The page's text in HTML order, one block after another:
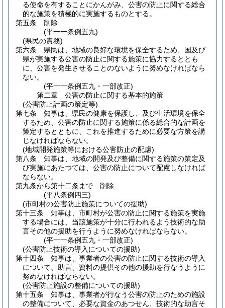
る使命を有することにかんがみ、公害の防止に関する総合
的な施策を積極的に実施するものとする。
第五条
削除
(平一一条例五九)
(県民の責務)
第六条
県民は、地域の良好な環境を保全するため、国及び
県が実施する公害の防止に関する施策に協力するととも
に、公害を発生させることのないように努めなければなら
ない。
(平一一条例五九・一部改正)
第二章
公害の防止に関する基本的施策
(公害防止計画の策定等)
第七条
知事は、県民の健康を保護し、及び生活環境を保全
するため、公害の防止に関する施策に係る総合的な計画を
策定するとともに、これを推進するために必要な方策を講
じなければならない。
(地域開発施策等における公害防止の配慮)
第八条
知事は、地域の開発及び整備に関する施策の策定及
び実施にあたつては、公害の防止について配慮しなければ
ならない。
第九条から第十二条まで
削除
(平八条例四三)
(市町村の公害防止施策についての援助)
第十三条
知事は、市町村が公害の防止に関する施策を実施
する場合には、当該施策が十分に行われるよう技術的な助
言その他の援助を行うように努めなければならない。
(平一一条例五九・一部改正)
(公害防止技術の導入についての援助)
第十四条
知事は、事業者の公害の防止に関する技術の導入
について、助言、資料の提供その他の援助を行なうように
努めなければならない。
(公害防止施設の整備についての援助)
第十五条
知事は、事業者が行なう公害の防止のための施設
の整備について、必要な資金のあつせん、技術的な助言そ